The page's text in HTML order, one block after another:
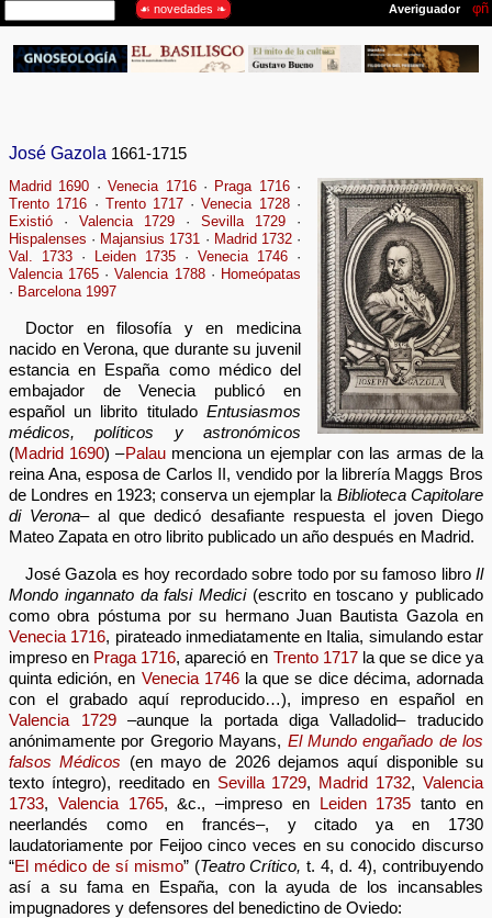
José Gazola 1661-1715
Madrid 1690 ·Venecia 1716· Praga 1716·
Trento 1716 · Trento 1717 ·Venecia 1728·
Existió ·Valencia 1729 · Sevilla 1729·
Hispalenses · Majansius 1731 · Madrid 1732·
Val. 1733 · Leiden 1735 · Venecia 1746·
Valencia 1765 ·Valencia 1788· Homeópatas
· Barcelona 1997
Doctor en filosofía y en medicina
nacido en Verona, que durante su juvenil
estancia en España como médico del
embajador de Venecia publicó en
español un librito titulado Entusiasmos
médicos, políticos y astronómicos
(Madrid 1690) –Palaumenciona un ejemplar con las armas de la
reina Ana, esposa de Carlos II, vendido por la librería Maggs Bros
de Londres en 1923; conserva un ejemplar la Biblioteca Capitolare
di Verona– al que dedicó desafiante respuesta el joven Diego
Mateo Zapata en otro librito publicado un año después en Madrid.
José Gazola es hoy recordado sobre todo por su famoso libro Il
Mondo ingannato da falsi Medici(escrito en toscano y publicado
como obra póstuma por su hermano Juan Bautista Gazola en
Venecia 1716, pirateado inmediatamente en Italia, simulando estar
impreso en Praga 1716, apareció en Trento 1717la que se dice ya
quinta edición, en Venecia 1746la que se dice décima, adornada
con el grabado aquí reproducido…), impreso en español en
Valencia 1729–aunque la portada diga Valladolid– traducido
anónimamente por Gregorio Mayans, El Mundo engañado de los
falsos Médicos (en mayo de 2026 dejamos aquí disponible su
texto íntegro), reeditado en Sevilla 1729, Madrid 1732, Valencia
1733, Valencia 1765, &c., –impreso en Leiden 1735 tanto en
neerlandés como en francés–, y citado ya en 1730
laudatoriamente por Feijoo cinco veces en su conocido discurso
“El médico de sí mismo” (Teatro Crítico, t. 4, d. 4), contribuyendo
así a su fama en España, con la ayuda de los incansables
impugnadores y defensores del benedictino de Oviedo: